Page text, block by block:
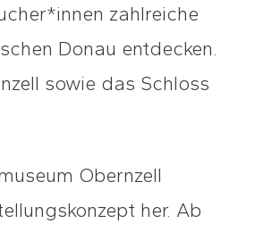
zahlreiche
Donau entdecken.
sowie das Schloss
Obernzell
her. Ab